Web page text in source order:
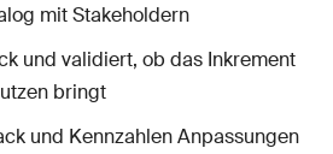
mit Stakeholdern
und validiert, ob das Inkrement
bringt
und Kennzahlen Anpassungen